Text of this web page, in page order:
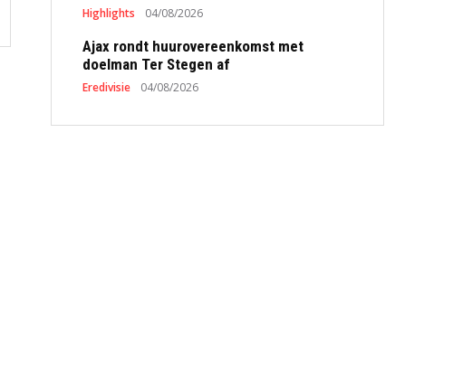
Highlights 04/08/2026
Ajax rondt huurovereenkomst met
doelman Ter Stegen af
Eredivisie 04/08/2026